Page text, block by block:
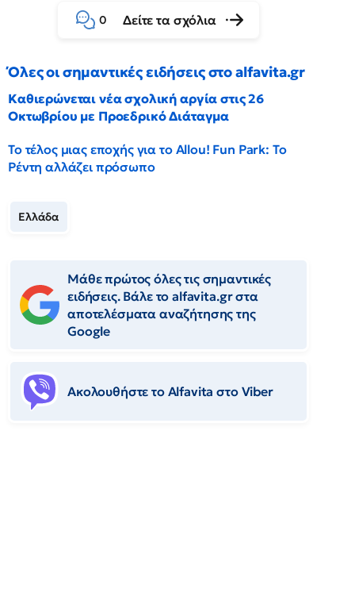
0 Δείτε τα σχόλια
Όλες οι σημαντικές ειδήσεις στο alfavita.gr
Καθιερώνεται νέα σχολική αργία στις 26
Οκτωβρίου με Προεδρικό Διάταγμα
Το τέλος μιας εποχής για το Allou! Fun Park: Το
Ρέντη αλλάζει πρόσωπο
Ελλάδα
Μάθε πρώτος όλες τις σημαντικές
ειδήσεις. Βάλε το alfavita.gr στα
αποτελέσματα αναζήτησης της
Google
Ακολουθήστε το Αlfavita στο Viber